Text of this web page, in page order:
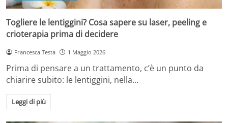
Togliere le lentiggini? Cosa sapere su laser, peeling e
crioterapia prima di decidere
Francesca Testa 1 Maggio 2026
Prima di pensare a un trattamento, c’è un punto da
chiarire subito: le lentiggini, nella…
Leggi di più